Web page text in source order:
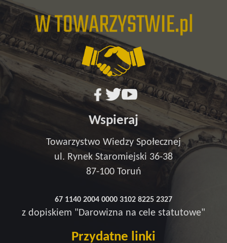
Wspieraj
Towarzystwo Wiedzy Społecznej
ul. Rynek Staromiejski 36-38
87-100 Toruń
67 1140 2004 0000 3102 8225 2327
z dopiskiem "Darowizna na cele statutowe"
Przydatne linki